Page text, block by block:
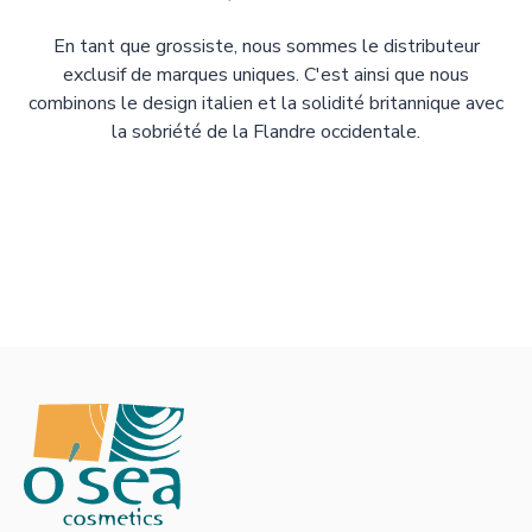
En tant que grossiste, nous sommes le distributeur
exclusif de marques uniques. C'est ainsi que nous
combinons le design italien et la solidité britannique avec
la sobriété de la Flandre occidentale.